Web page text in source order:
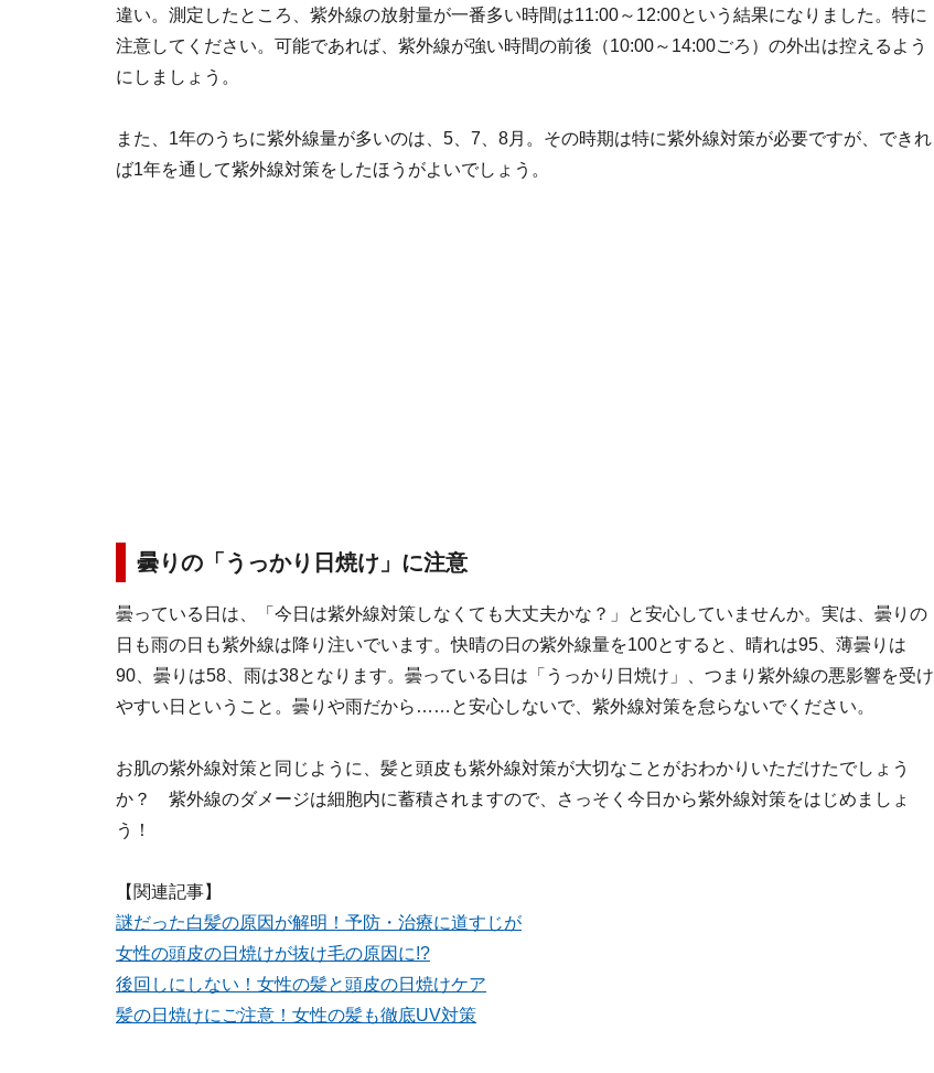
違い。測定したところ、紫外線の放射量が一番多い時間は11:00～12:00という結果になりました。特に
注意してください。可能であれば、紫外線が強い時間の前後（10:00～14:00ごろ）の外出は控えるよう
にしましょう。
また、1年のうちに紫外線量が多いのは、5、7、8月。その時期は特に紫外線対策が必要ですが、できれ
ば1年を通して紫外線対策をしたほうがよいでしょう。
曇りの「うっかり日焼け」に注意
曇っている日は、「今日は紫外線対策しなくても大丈夫かな？」と安心していませんか。実は、曇りの
日も雨の日も紫外線は降り注いでいます。快晴の日の紫外線量を100とすると、晴れは95、薄曇りは
90、曇りは58、雨は38となります。曇っている日は「うっかり日焼け」、つまり紫外線の悪影響を受け
やすい日ということ。曇りや雨だから……と安心しないで、紫外線対策を怠らないでください。
お肌の紫外線対策と同じように、髪と頭皮も紫外線対策が大切なことがおわかりいただけたでしょう
か？ 紫外線のダメージは細胞内に蓄積されますので、さっそく今日から紫外線対策をはじめましょ
う！
【関連記事】
謎だった白髪の原因が解明！予防・治療に道すじが
女性の頭皮の日焼けが抜け毛の原因に!?
後回しにしない！女性の髪と頭皮の日焼けケア
髪の日焼けにご注意！女性の髪も徹底UV対策